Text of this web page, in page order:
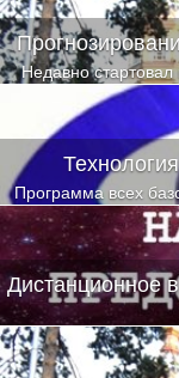
Недавно
объединить людей,
Программа всех
Дистанционное
Дистанционное
во много